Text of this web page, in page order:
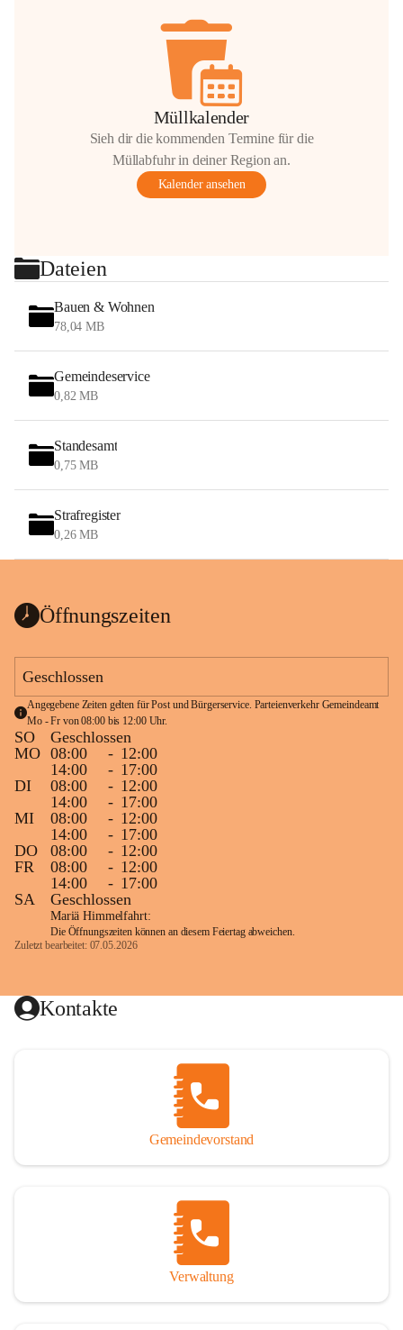
Müllkalender
Sieh dir die kommenden Termine für die
Müllabfuhr in deiner Region an.
Kalender ansehen
Dateien
Bauen & Wohnen
78,04 MB
Gemeindeservice
0,82 MB
Standesamt
0,75 MB
Strafregister
0,26 MB
Öffnungszeiten
Geschlossen
Angegebene Zeiten gelten für Post und Bürgerservice. Parteienverkehr Gemeindeamt
Mo - Fr von 08:00 bis 12:00 Uhr.
SO
Geschlossen
MO 08:00 - 12:00
14:00
- 17:00
DI
08:00 - 12:00
14:00
- 17:00
MI
08:00 - 12:00
14:00
- 17:00
DO
08:00 - 12:00
FR
08:00 - 12:00
14:00
- 17:00
SA
Geschlossen
Mariä Himmelfahrt:
Die Öffnungszeiten können an diesem Feiertag abweichen.
Zuletzt bearbeitet: 07.05.2026
Kontakte
Gemeindevorstand
Verwaltung